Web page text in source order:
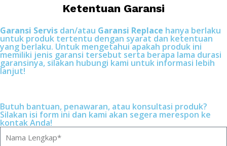
Ketentuan Garansi
Garansi Servis dan/atau Garansi Replace hanya berlaku
untuk produk tertentu dengan syarat dan ketentuan
yang berlaku. Untuk mengetahui apakah produk ini
memiliki jenis garansi tersebut serta berapa lama durasi
garansinya, silakan hubungi kami untuk informasi lebih
lanjut!
Butuh bantuan, penawaran, atau konsultasi produk?
Silakan isi form ini dan kami akan segera merespon ke
kontak Anda!